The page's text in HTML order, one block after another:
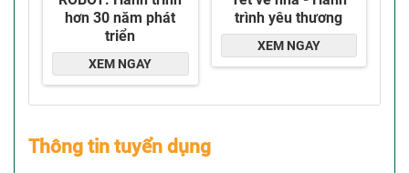
Thông tin tuyển dụng